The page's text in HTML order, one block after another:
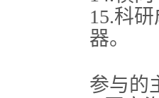
15.科
器。
参与的